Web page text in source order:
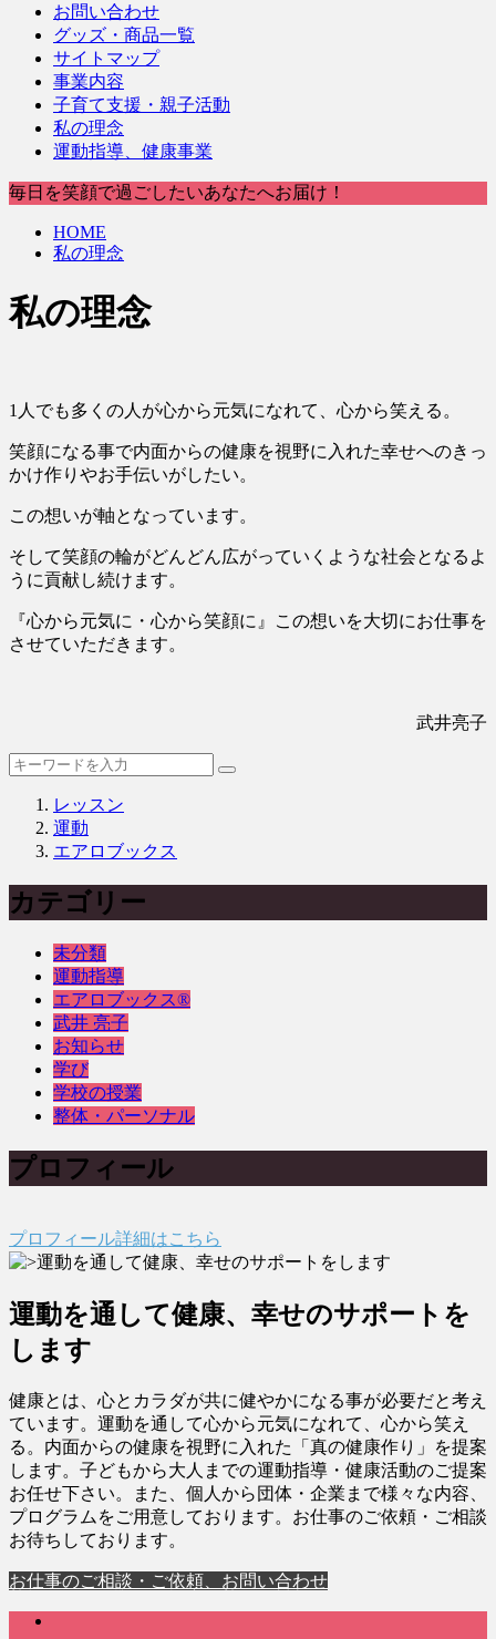
お問い合わせ
グッズ・商品一覧
サイトマップ
事業内容
子育て支援・親子活動
私の理念
運動指導、健康事業
毎日を笑顔で過ごしたいあなたへお届け！
HOME
私の理念
私の理念
1人でも多くの人が心から元気になれて、心から笑える。
笑顔になる事で内面からの健康を視野に入れた幸せへのきっ
かけ作りやお手伝いがしたい。
この想いが軸となっています。
そして笑顔の輪がどんどん広がっていくような社会となるよ
うに貢献し続けます。
『心から元気に・心から笑顔に』この想いを大切にお仕事を
させていただきます。
武井亮子
レッスン
運動
エアロブックス
カテゴリー
未分類
運動指導
エアロブックス®︎
武井 亮子
お知らせ
学び
学校の授業
整体・パーソナル
プロフィール
プロフィール詳細はこちら
運動を通して健康、幸せのサポートを
します
健康とは、心とカラダが共に健やかになる事が必要だと考え
ています。運動を通して心から元気になれて、心から笑え
る。内面からの健康を視野に入れた「真の健康作り」を提案
します。子どもから大人までの運動指導・健康活動のご提案
お任せ下さい。また、個人から団体・企業まで様々な内容、
プログラムをご用意しております。お仕事のご依頼・ご相談
お待ちしております。
お仕事のご相談・ご依頼、お問い合わせ